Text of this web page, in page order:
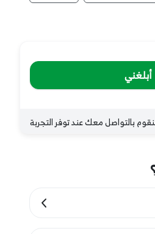
أبلغني
بالتواصل معك عند توفر التجربة